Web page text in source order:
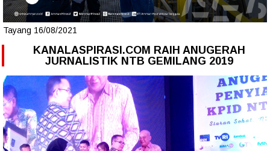
Tayang 16/08/2021
KANALASPIRASI.COM RAIH ANUGERAH
JURNALISTIK NTB GEMILANG 2019